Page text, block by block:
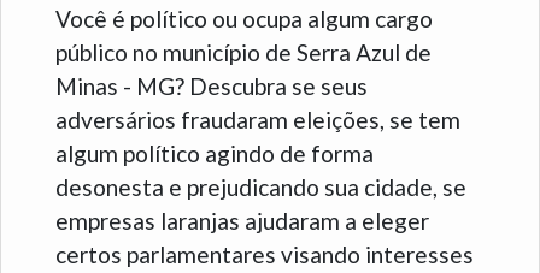
Você é político ou ocupa algum cargo
público no município de Serra Azul de
Minas - MG? Descubra se seus
adversários fraudaram eleições, se tem
algum político agindo de forma
desonesta e prejudicando sua cidade, se
empresas laranjas ajudaram a eleger
certos parlamentares visando interesses